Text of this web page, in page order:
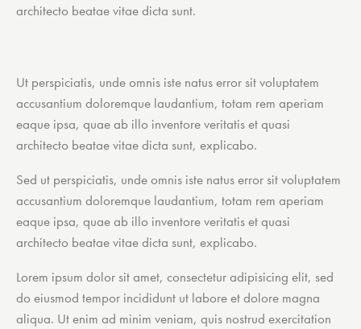
architecto beatae vitae dicta sunt.
Ut perspiciatis, unde omnis iste natus error sit voluptatem
accusantium doloremque laudantium, totam rem aperiam
eaque ipsa, quae ab illo inventore veritatis et quasi
architecto beatae vitae dicta sunt, explicabo.
Sed ut perspiciatis, unde omnis iste natus error sit voluptatem
accusantium doloremque laudantium, totam rem aperiam
eaque ipsa, quae ab illo inventore veritatis et quasi
architecto beatae vitae dicta sunt, explicabo.
Lorem ipsum dolor sit amet, consectetur adipisicing elit, sed
do eiusmod tempor incididunt ut labore et dolore magna
aliqua. Ut enim ad minim veniam, quis nostrud exercitation